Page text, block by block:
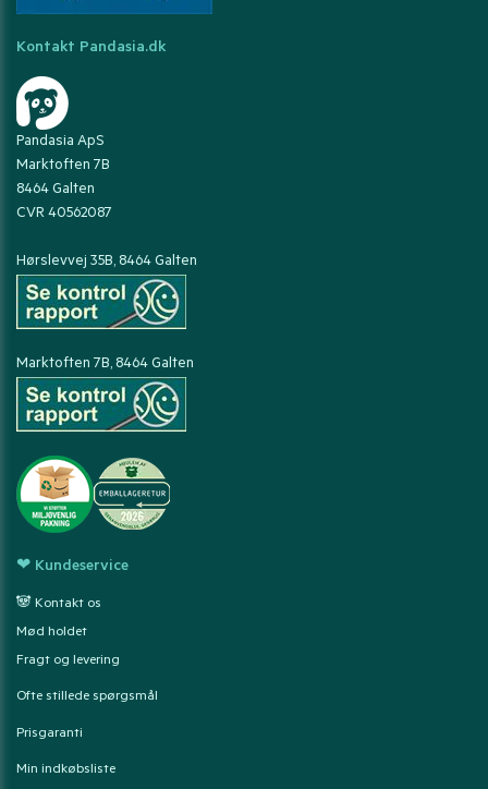
Kontakt Pandasia.dk
Pandasia ApS
Marktoften 7B
8464 Galten
CVR 40562087
Hørslevvej 35B, 8464 Galten
Marktoften 7B, 8464 Galten
❤ Kundeservice
🐼 Kontakt os
Mød holdet
Fragt og levering
Ofte stillede spørgsmål
Prisgaranti
Min indkøbsliste